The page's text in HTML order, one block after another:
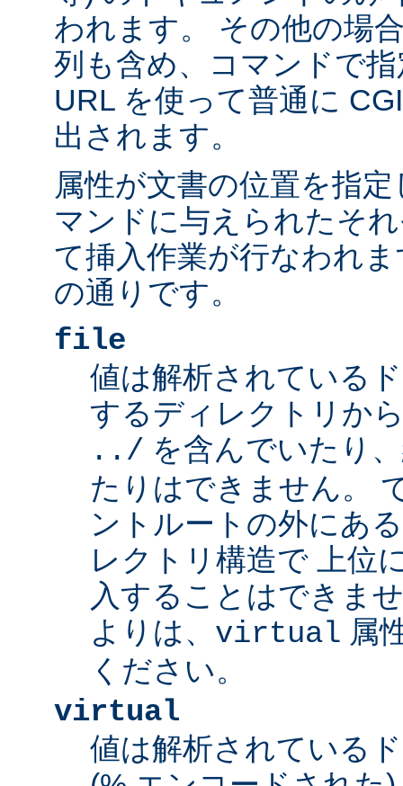
われます。 その他の場
列も含め、コマンドで
URL を使って普通に
出されます。
属性が文書の位置を指
マンドに与えられたそ
て挿入作業が行なわれ
の通りです。
file
値は解析されている
するディレクトリか
../ を含んでいたり
たりはできません。
ントルートの外にあ
レクトリ構造で 上位
入することはできま
よりは、 virtual 属
ください。
virtual
値は解析されている